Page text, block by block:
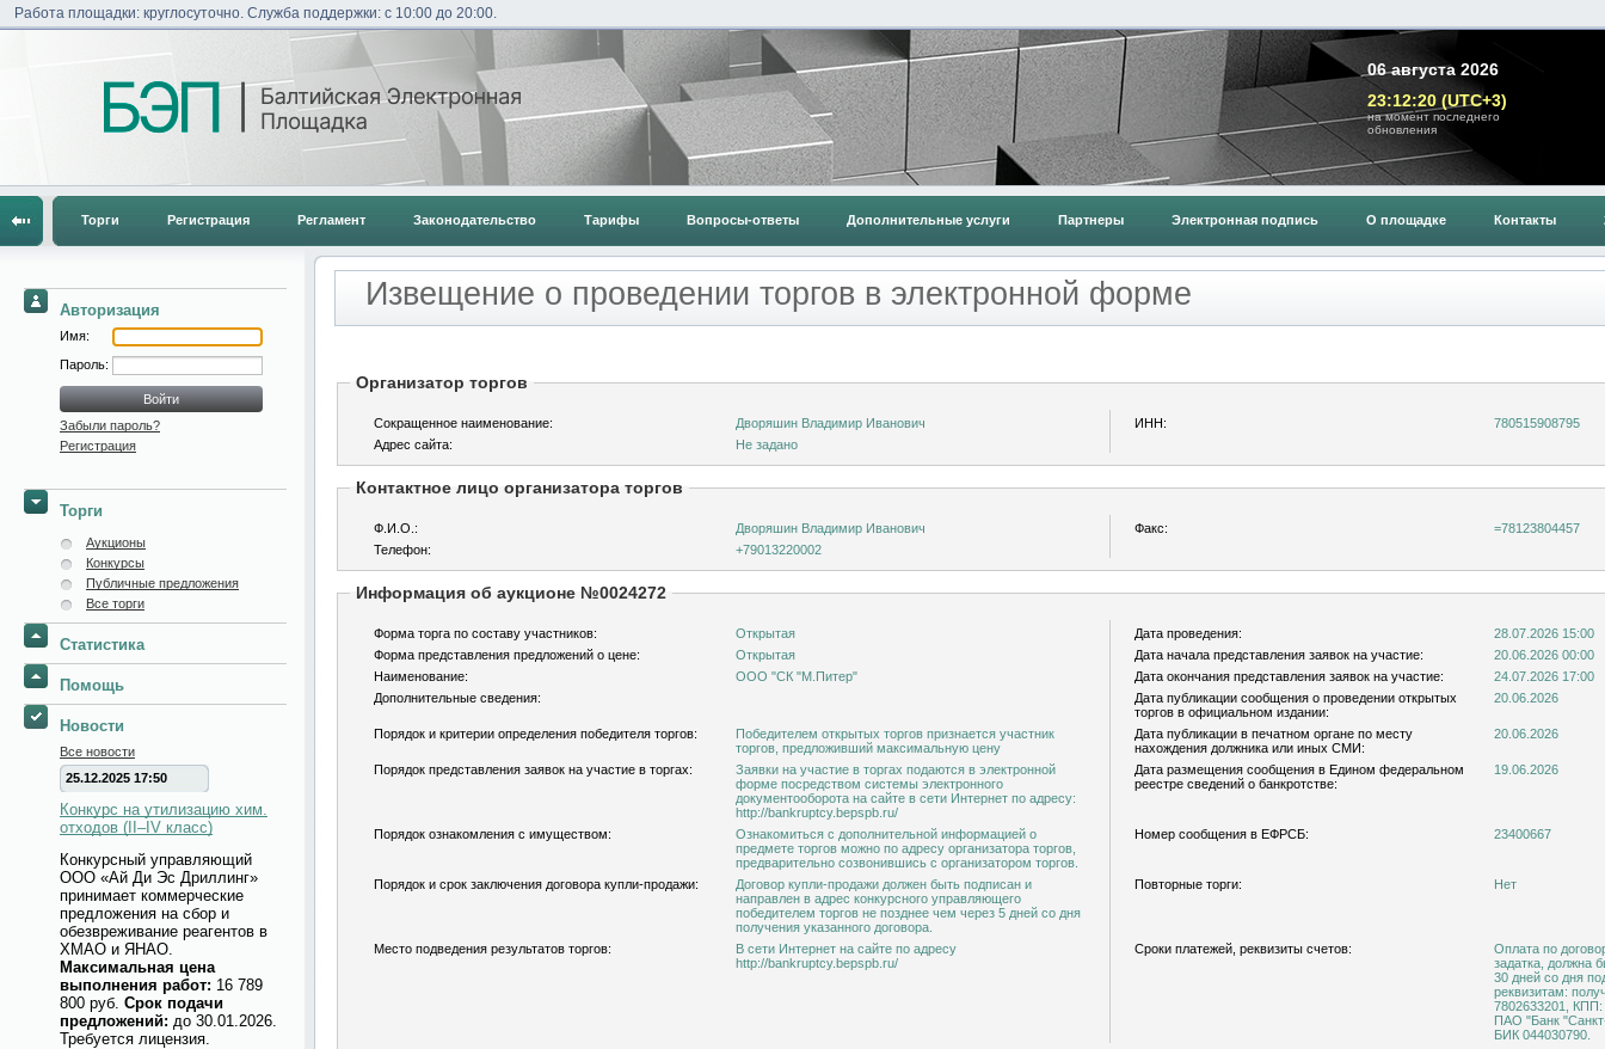
06 августа 2026
23:12:20 (UTC+3)
на момент последнего
обновления
Работа площадки: круглосуточно. Служба поддержки: с 10:00 до 20:00.
Торги Регистрация Регламент Законодательство Тарифы Вопросы-ответы Дополнительные услуги Партнеры Электронная подпись О площадке Контакты
Авторизация
Имя:
Пароль:
Забыли пароль?
Регистрация
Торги
Аукционы
Конкурсы
Публичные предложения
Все торги
Статистика
Помощь
Новости
Все новости
25.12.2025 17:50
Конкурс на утилизацию хим.
отходов (II–IV класс)
Конкурсный управляющий
ООО «Ай Ди Эс Дриллинг»
принимает коммерческие
предложения на сбор и
обезвреживание реагентов в
ХМАО и ЯНАО.
Максимальная цена
выполнения работ: 16 789
800 руб. Срок подачи
предложений: до 30.01.2026.
Требуется лицензия.
Извещение о проведении торгов в электронной форме
Организатор торгов
Сокращенное наименование: Дворяшин Владимир Иванович ИНН:
780515908795
Адрес сайта:
Не задано
Контактное лицо организатора торгов
Ф.И.О.: Дворяшин Владимир Иванович Факс:
=78123804457
Телефон:
+79013220002
Информация об аукционе №0024272
Форма торга по составу участников: Открытая Дата проведения:
28.07.2026 15:00
Форма представления предложений о цене:
Открытая Дата начала представления заявок на участие:
20.06.2026 00:00
Наименование:
ООО "СК "М.Питер" Дата окончания представления заявок на участие:
24.07.2026 17:00
Дополнительные сведения:
Дата публикации сообщения о проведении открытых
торгов в официальном издании:
20.06.2026
Порядок и критерии определения победителя торгов:
Победителем открытых торгов признается участник
торгов, предложивший максимальную цену
Дата публикации в печатном органе по месту
нахождения должника или иных СМИ:
20.06.2026
Порядок представления заявок на участие в торгах:
Заявки на участие в торгах подаются в электронной
форме посредством системы электронного
документооборота на сайте в сети Интернет по адресу:
http://bankruptcy.bepspb.ru/
Дата размещения сообщения в Едином федеральном
реестре сведений о банкротстве:
19.06.2026
Порядок ознакомления с имуществом:
Ознакомиться с дополнительной информацией о
предмете торгов можно по адресу организатора торгов,
предварительно созвонившись с организатором торгов.
Номер сообщения в ЕФРСБ: 23400667
Порядок и срок заключения договора купли-продажи:
Договор купли-продажи должен быть подписан и
направлен в адрес конкурсного управляющего
победителем торгов не позднее чем через 5 дней со дня
получения указанного договора.
Повторные торги: Нет
Место подведения результатов торгов:
В сети Интернет на сайте по адресу
http://bankruptcy.bepspb.ru/
Сроки платежей, реквизиты счетов:
Оплата по
задатка, должна
30 дней со дня
реквизитам:
7802633201, КПП:
ПАО "Банк
БИК 044030790.